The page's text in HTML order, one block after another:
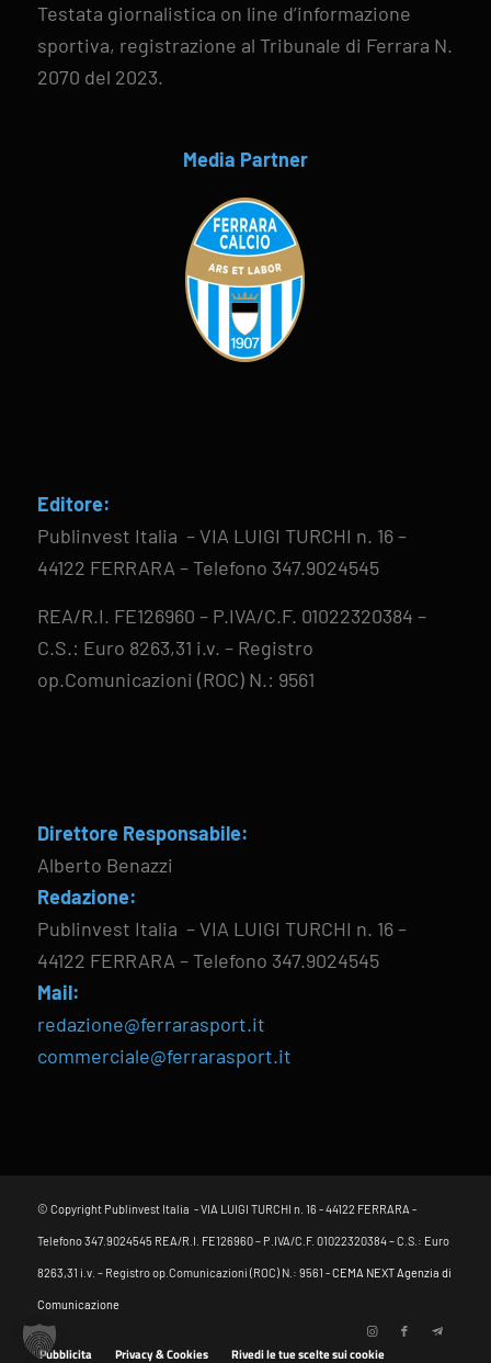
Testata giornalistica on line d’informazione
sportiva, registrazione al Tribunale di Ferrara N.
2070 del 2023.
Media Partner
Editore:
Publinvest Italia – VIA LUIGI TURCHI n. 16 –
44122 FERRARA – Telefono 347.9024545
REA/R.I. FE126960 – P.IVA/C.F. 01022320384 –
C.S.: Euro 8263,31 i.v. – Registro
op.Comunicazioni (ROC) N.: 9561
Direttore Responsabile:
Alberto Benazzi
Redazione:
Publinvest Italia – VIA LUIGI TURCHI n. 16 –
44122 FERRARA – Telefono 347.9024545
Mail:
redazione@ferrarasport.it
commerciale@ferrarasport.it
© Copyright Publinvest Italia - VIA LUIGI TURCHI n. 16 - 44122 FERRARA -
Telefono 347.9024545 REA/R.I. FE126960 – P.IVA/C.F. 01022320384 – C.S.: Euro
8263,31 i.v. – Registro op.Comunicazioni (ROC) N.: 9561 -CEMA NEXT Agenzia di
Comunicazione
Pubblicita Privacy & Cookies Rivedi le tue scelte sui cookie